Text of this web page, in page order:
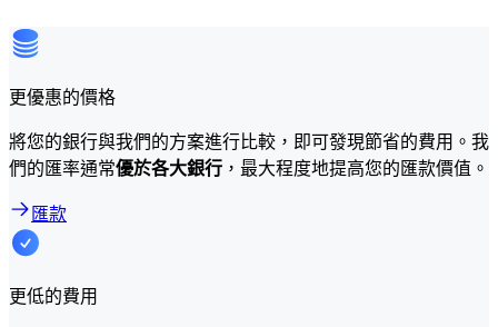
更優惠的價格
將您的銀行與我們的方案進行比較，即可發現節省的費用。我
們的匯率通常優於各大銀行 ，最大程度地提高您的匯款價值。
匯款
更低的費用